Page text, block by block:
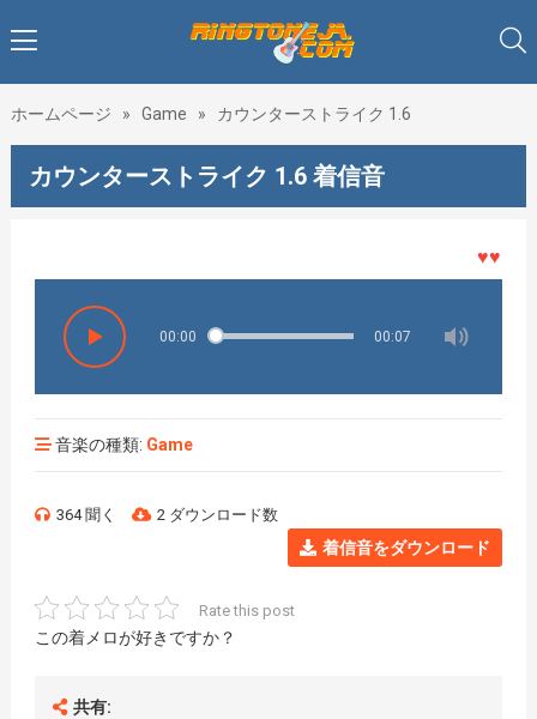
ホームページ » Game » カウンターストライク 1.6
カウンターストライク 1.6 着信音
♥♥♥着メ
00:00 00:07
音楽の種類: Game
364 聞く 2 ダウンロード数
着信音をダウンロード
Rate this post
この着メロが好きですか？
共有: